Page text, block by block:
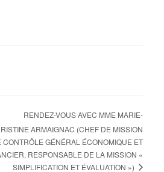
RENDEZ-VOUS AVEC MME MARIE-
ARMAIGNAC (CHEF DE MISSION
CONTRÔLE GÉNÉRAL ÉCONOMIQUE ET
RESPONSABLE DE LA MISSION «
SIMPLIFICATION ET ÉVALUATION »)